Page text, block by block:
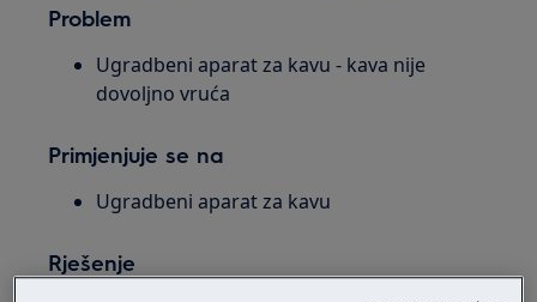
Problem
Ugradbeni aparat za kavu - kava nije
dovoljno vruća
Primjenjuje se na
Ugradbeni aparat za kavu
Rješenje